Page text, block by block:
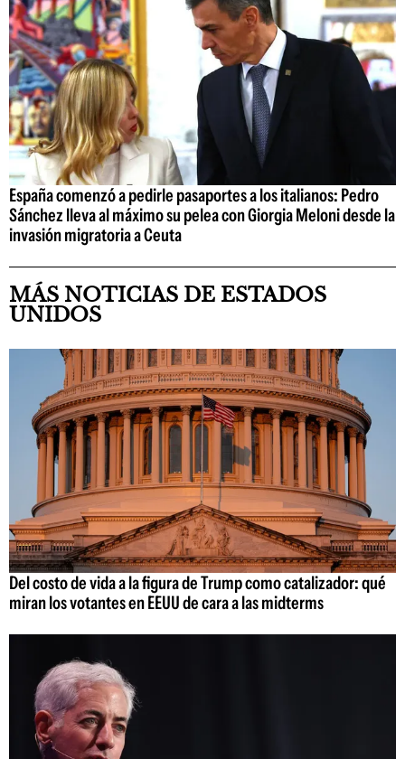
España comenzó a pedirle pasaportes a los italianos: Pedro
Sánchez lleva al máximo su pelea con Giorgia Meloni desde la
invasión migratoria a Ceuta
MÁS NOTICIAS DE ESTADOS
UNIDOS
Del costo de vida a la figura de Trump como catalizador: qué
miran los votantes en EEUU de cara a las midterms